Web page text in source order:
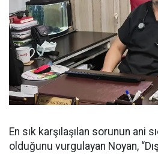
En sık karşılaşılan sorunun ani
olduğunu vurgulayan Noyan,